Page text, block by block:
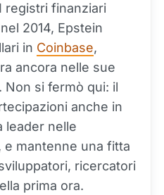
registri finanziari
2014, Epstein
in Coinbase,
ancora nelle sue
Non si fermò qui: il
anche in
leader nelle
mantenne una fitta
ricercatori
prima ora.